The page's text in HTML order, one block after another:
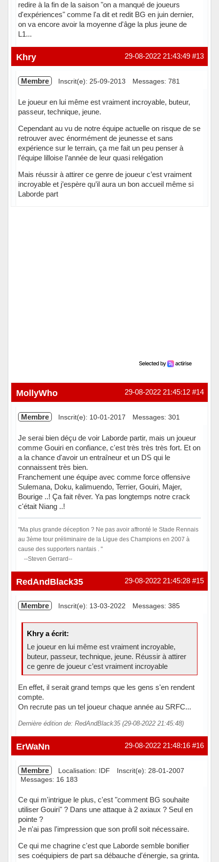
redire à la fin de la saison "on a manqué de joueurs
d'expériences" comme l'a dit et redit BG en juin dernier,
on va encore avoir la moyenne d'âge la plus jeune de
L1...
Hors ligne #13
29-08-2022 21:43:49
Khry
Membre Inscrit(e): 25-09-2013 Messages: 781
Le joueur en lui même est vraiment incroyable, buteur,
passeur, technique, jeune.
Cependant au vu de notre équipe actuelle on risque de se
retrouver avec énormément de jeunesse et sans
expérience sur le terrain, ça me fait un peu penser à
l’équipe lilloise l’année de leur quasi relégation
Mais réussir à attirer ce genre de joueur c’est vraiment
incroyable et j’espère qu’il aura un bon accueil même si
Laborde part
#14
29-08-2022 21:45:12
MollyWho
Membre Inscrit(e): 10-01-2017 Messages: 301
Je serai bien déçu de voir Laborde partir, mais un joueur
comme Gouiri en confiance, c'est très très très fort. Et on
a la chance d'avoir un entraîneur et un DS qui le
connaissent très bien.
Franchement une équipe avec comme force offensive
Sulemana, Doku, kalimuendo, Terrier, Gouiri, Majer,
Bourige ..! Ça fait rêver. Ya pas longtemps notre crack
c'était Niang ..!
"Ma plus grande déception ? Ne pas avoir affronté le Stade Rennais
au 3ème tour préliminaire de la Ligue des Champions en 2007 à
cause des supporters nantais . "
--Steven Gerrard--
Hors ligne #15
29-08-2022 21:45:28
RedAndBlack35
Membre Inscrit(e): 13-03-2022 Messages: 385
Khry a écrit:
Le joueur en lui même est vraiment incroyable,
buteur, passeur, technique, jeune. Réussir à attirer
ce genre de joueur c’est vraiment incroyable
En effet, il serait grand temps que les gens s'en rendent
compte.
On recrute pas un tel joueur chaque année au SRFC...
Dernière édition de: RedAndBlack35 (29-08-2022 21:45:48)
Hors ligne #16
29-08-2022 21:48:16
ErWaNn
Membre Localisation: IDF
Inscrit(e): 28-01-2007
Messages: 16 183
Ce qui m'intrigue le plus, c'est "comment BG souhaite
utiliser Gouiri" ? Dans une attaque à 2 axiaux ? Seul en
pointe ?
Je n'ai pas l'impression que son profil soit nécessaire.
Ce qui me chagrine c'est que Laborde semble bonifier
ses coéquipiers de part sa débauche d'énergie, sa grinta.